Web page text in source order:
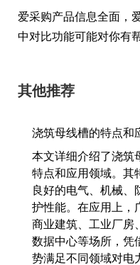
爱采购产品信息全面，
中对比功能可能对你有
其他推荐
浇筑母线槽的特点和
本文详细介绍了浇筑
特点和应用领域。其
良好的电气、机械、
护性能。在应用上，
商业建筑、工业厂房
数据中心等场所，凭
势满足不同领域对电